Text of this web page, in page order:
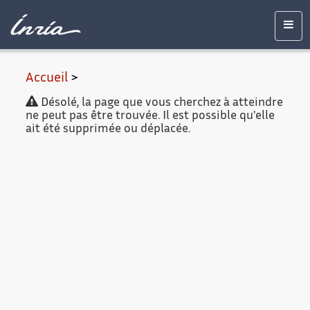
Mentions
Accueil >
Désolé, la page que vous cherchez à atteindre
ne peut pas être trouvée. Il est possible qu'elle
ait été supprimée ou déplacée.